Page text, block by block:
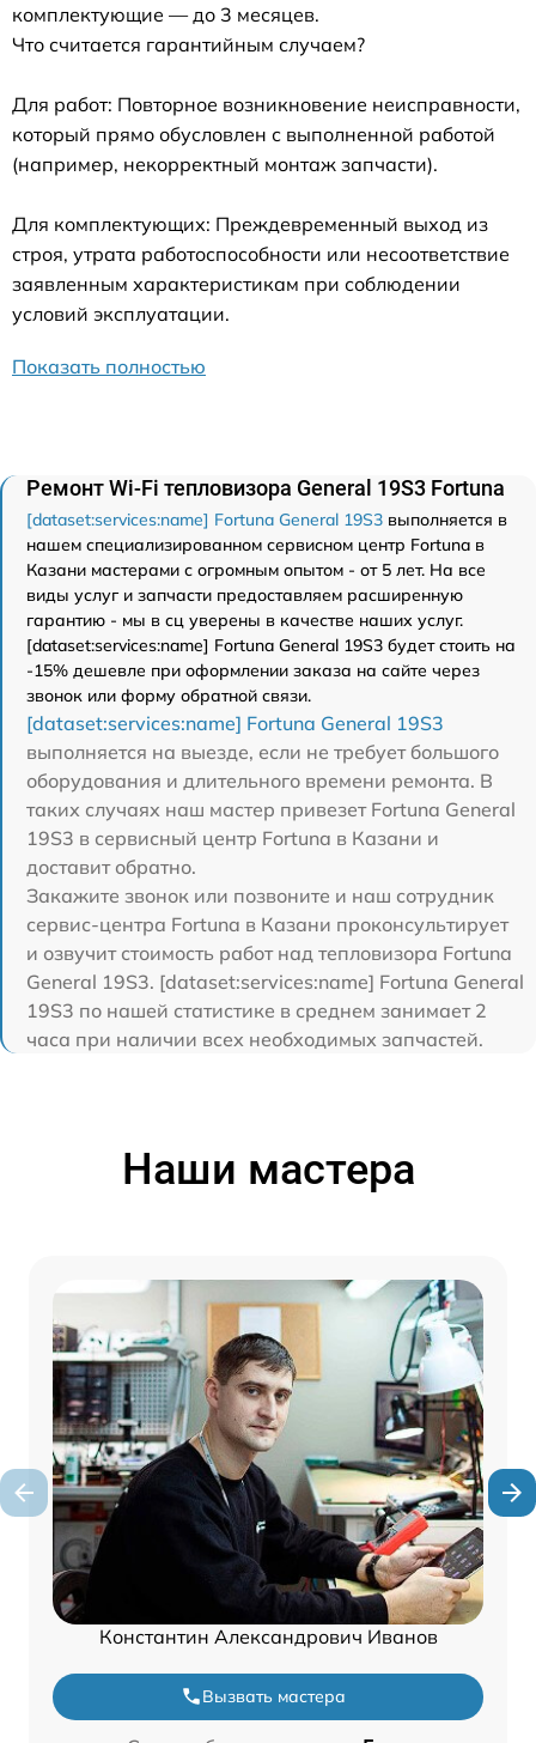
комплектующие — до 3 месяцев.
Что считается гарантийным случаем?
Для работ: Повторное возникновение неисправности,
который прямо обусловлен с выполненной работой
(например, некорректный монтаж запчасти).
Для комплектующих: Преждевременный выход из
строя, утрата работоспособности или несоответствие
заявленным характеристикам при соблюдении
условий эксплуатации.
Показать полностью
Ремонт Wi-Fi тепловизора General 19S3 Fortuna
[dataset:services:name] Fortuna General 19S3 выполняется в
нашем специализированном сервисном центр Fortuna в
Казани мастерами с огромным опытом - от 5 лет. На все
виды услуг и запчасти предоставляем расширенную
гарантию - мы в сц уверены в качестве наших услуг.
[dataset:services:name] Fortuna General 19S3 будет стоить на
-15% дешевле при оформлении заказа на сайте через
звонок или форму обратной связи.
[dataset:services:name] Fortuna General 19S3
выполняется на выезде, если не требует большого
оборудования и длительного времени ремонта. В
таких случаях наш мастер привезет Fortuna General
19S3 в сервисный центр Fortuna в Казани и
доставит обратно.
Закажите звонок или позвоните и наш сотрудник
сервис-центра Fortuna в Казани проконсультирует
и озвучит стоимость работ над тепловизора Fortuna
General 19S3. [dataset:services:name] Fortuna General
19S3 по нашей статистике в среднем занимает 2
часа при наличии всех необходимых запчастей.
Наши мастера
Константин Александрович Иванов
Вызвать мастера